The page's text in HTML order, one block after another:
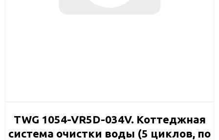
TWG 1054-VR5D-034V. Коттеджная
система очистки воды (5 циклов, по